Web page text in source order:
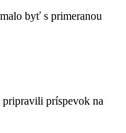
byť s primeranou
príspevok na